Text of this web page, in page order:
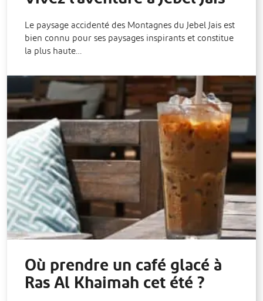
Le paysage accidenté des Montagnes du Jebel Jais est
bien connu pour ses paysages inspirants et constitue
la plus haute…
Où prendre un café glacé à
Ras Al Khaimah cet été ?